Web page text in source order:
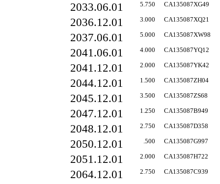
2033.06.01 5.750 CA135087XG49
2036.12.01 3.000 CA135087XQ21
2037.06.01 5.000 CA135087XW98
2041.06.01 4.000 CA135087YQ12
2041.12.01 2.000 CA135087YK42
2044.12.01 1.500 CA135087ZH04
2045.12.01 3.500 CA135087ZS68
2047.12.01 1.250 CA135087B949
2048.12.01 2.750 CA135087D358
2050.12.01 .500 CA135087G997
2051.12.01 2.000 CA135087H722
2064.12.01 2.750 CA135087C939